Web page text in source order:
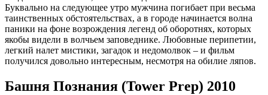
Буквально на следующее утро мужчина погибает при весьма
таинственных обстоятельствах, а в городе начинается волна
паники на фоне возрождения легенд об оборотнях, которых
якобы видели в волчьем заповеднике. Любовные перипетии,
легкий налет мистики, загадок и недомолвок – и фильм
получился довольно интересным, несмотря на обилие ляпов.
Башня Познания (Tower Prep) 2010